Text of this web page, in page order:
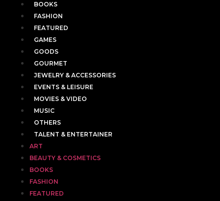
BOOKS
FASHION
FEATURED
GAMES
GOODS
GOURMET
JEWELRY & ACCESSORIES
EVENTS & LEISURE
MOVIES & VIDEO
MUSIC
OTHERS
TALENT & ENTERTAINER
ART
BEAUTY & COSMETICS
BOOKS
FASHION
FEATURED